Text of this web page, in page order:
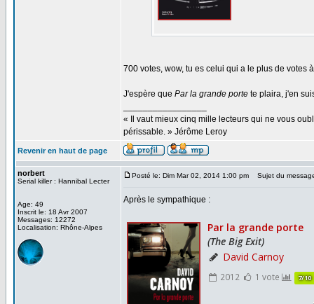
700 votes, wow, tu es celui qui a le plus de votes
J'espère que Par la grande porte te plaira, j'en
« Il vaut mieux cinq mille lecteurs qui ne vous
périssable. » Jérôme Leroy
Revenir en haut de page
norbert
Serial killer : Hannibal Lecter
Age: 49
Inscrit le: 18 Avr 2007
Messages: 12272
Localisation: Rhône-Alpes
Posté le: Dim Mar 02, 2014 1:00 pm Sujet du
Après le sympathique :